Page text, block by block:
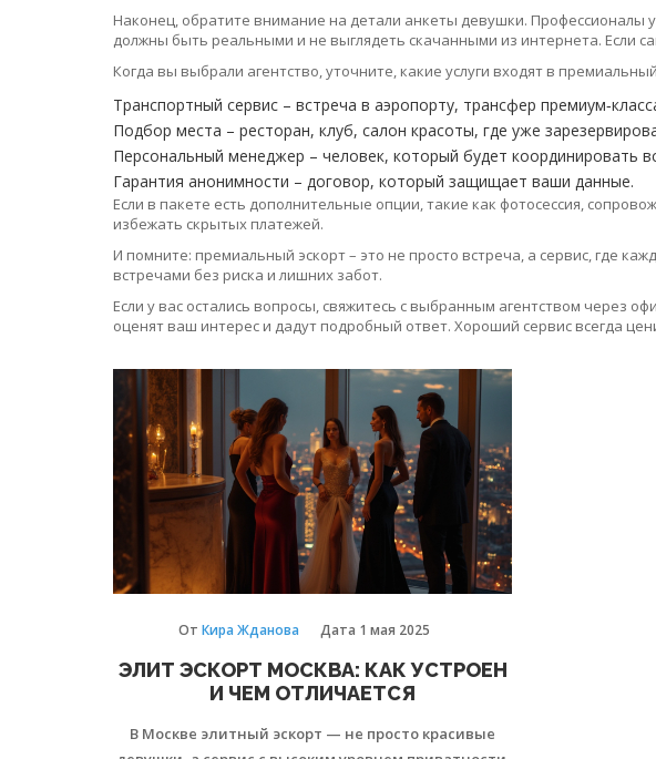
Наконец, обратите внимание на детали анкеты девушки. Профессионалы
должны быть реальными и не выглядеть скачанными из интернета. Если
Когда вы выбрали агентство, уточните, какие услуги входят в
Транспортный сервис – встреча в аэропорту, трансфер
Подбор места – ресторан, клуб, салон красоты, где уже
Персональный менеджер – человек, который будет координировать
Гарантия анонимности – договор, который защищает ваши данные.
Если в пакете есть дополнительные опции, такие как фотосессия,
избежать скрытых платежей.
И помните: премиальный эскорт – это не просто встреча, а сервис, где
встречами без риска и лишних забот.
Если у вас остались вопросы, свяжитесь с выбранным агентством через
оценят ваш интерес и дадут подробный ответ. Хороший сервис всегда
От Кира Жданова Дата 1 мая 2025
ЭЛИТ ЭСКОРТ МОСКВА: КАК УСТРОЕН
И ЧЕМ ОТЛИЧАЕТСЯ
В Москве элитный эскорт — не просто красивые